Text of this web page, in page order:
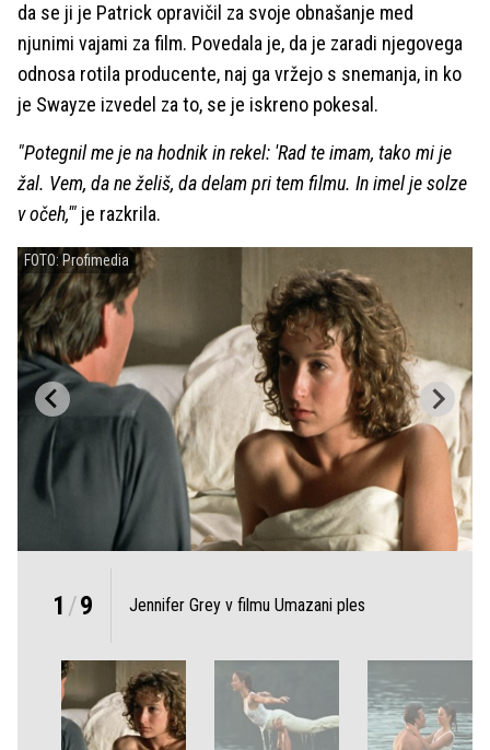
da se ji je Patrick opravičil za svoje obnašanje med
njunimi vajami za film. Povedala je, da je zaradi njegovega
odnosa rotila producente, naj ga vržejo s snemanja, in ko
je Swayze izvedel za to, se je iskreno pokesal.
"Potegnil me je na hodnik in rekel: 'Rad te imam, tako mi je
žal. Vem, da ne želiš, da delam pri tem filmu. In imel je solze
v očeh,'" je razkrila.
FOTO: Profimedia
1 /9 Jennifer Grey v filmu Umazani ples